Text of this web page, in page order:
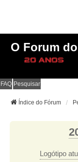
O Forum
FAQ Pesquisar
Índice do Fórum
Logótipo